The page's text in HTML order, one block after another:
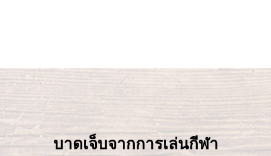
บาดเจ็บจากการเล่นกีฬา